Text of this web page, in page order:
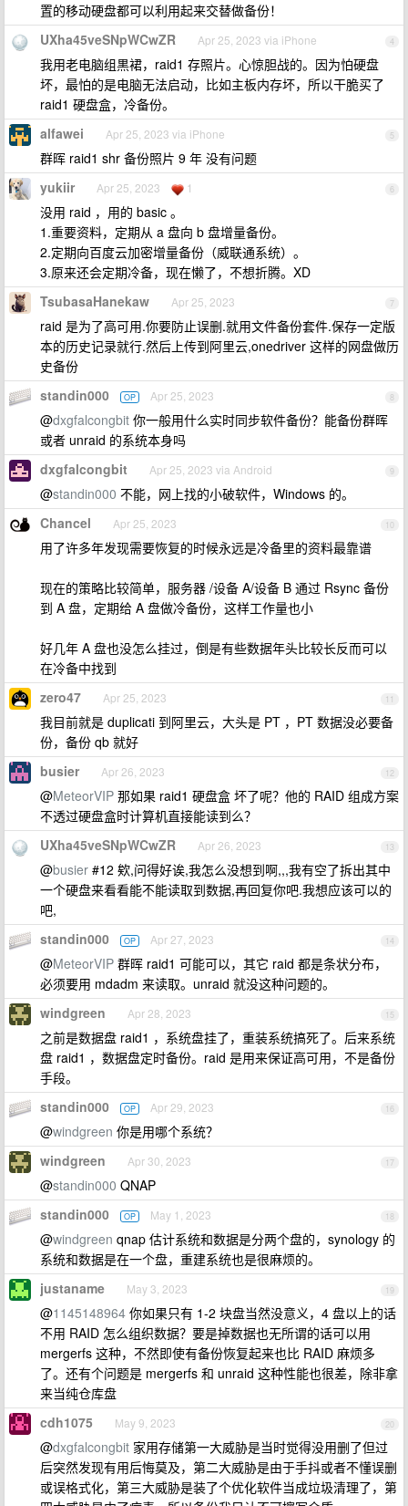
置的移动硬盘都可以利用起来交替做备份！
4
UXha45veSNpWCwZR Apr 25, 2023 via iPhone
我用老电脑组黒裙，raid1 存照片。心惊胆战的。因为怕硬盘
坏，最怕的是电脑无法启动，比如主板内存坏，所以干脆买了
raid1 硬盘盒，冷备份。
5
alfawei Apr 25, 2023 via iPhone
群晖 raid1 shr 备份照片 9 年 没有问题
6
yukiir Apr 25, 2023 1
没用 raid ，用的 basic 。
1.重要资料，定期从 a 盘向 b 盘增量备份。
2.定期向百度云加密增量备份（威联通系统）。
3.原来还会定期冷备，现在懒了，不想折腾。XD
7
TsubasaHanekaw Apr 25, 2023
raid 是为了高可用.你要防止误删.就用文件备份套件.保存一定版
本的历史记录就行.然后上传到阿里云,onedriver 这样的网盘做历
史备份
8
standin000 OP Apr 25, 2023
@dxgfalcongbit 你一般用什么实时同步软件备份？能备份群晖
或者 unraid 的系统本身吗
9
dxgfalcongbit Apr 25, 2023 via Android
@standin000 不能，网上找的小破软件，Windows 的。
10
Chancel Apr 25, 2023
用了许多年发现需要恢复的时候永远是冷备里的资料最靠谱
现在的策略比较简单，服务器 /设备 A/设备 B 通过 Rsync 备份
到 A 盘，定期给 A 盘做冷备份，这样工作量也小
好几年 A 盘也没怎么挂过，倒是有些数据年头比较长反而可以
在冷备中找到
11
zero47 Apr 25, 2023
我目前就是 duplicati 到阿里云，大头是 PT ，PT 数据没必要备
份，备份 qb 就好
12
busier Apr 26, 2023
@MeteorVIP 那如果 raid1 硬盘盒 坏了呢？他的 RAID 组成方案
不透过硬盘盒时计算机直接能读到么？
13
UXha45veSNpWCwZR Apr 26, 2023
@busier #12 欸,问得好诶,我怎么没想到啊,,,我有空了拆出其中
一个硬盘来看看能不能读取到数据,再回复你吧.我想应该可以的
吧,
14
standin000 OP Apr 27, 2023
@MeteorVIP 群晖 raid1 可能可以，其它 raid 都是条状分布，
必须要用 mdadm 来读取。unraid 就没这种问题的。
15
windgreen Apr 28, 2023
之前是数据盘 raid1 ，系统盘挂了，重装系统搞死了。后来系统
盘 raid1 ，数据盘定时备份。raid 是用来保证高可用，不是备份
手段。
16
standin000 OP Apr 29, 2023
@windgreen 你是用哪个系统？
17
windgreen Apr 30, 2023
@standin000 QNAP
18
standin000 OP May 1, 2023
@windgreen qnap 估计系统和数据是分两个盘的，synology 的
系统和数据是在一个盘，重建系统也是很麻烦的。
19
justaname May 3, 2023
@1145148964 你如果只有 1-2 块盘当然没意义，4 盘以上的话
不用 RAID 怎么组织数据？要是掉数据也无所谓的话可以用
mergerfs 这种，不然即使有备份恢复起来也比 RAID 麻烦多
了。还有个问题是 mergerfs 和 unraid 这种性能也很差，除非拿
来当纯仓库盘
20
cdh1075 May 9, 2023
@dxgfalcongbit 家用存储第一大威胁是当时觉得没用删了但过
后突然发现有用后悔莫及，第二大威胁是由于手抖或者不懂误删
或误格式化，第三大威胁是装了个优化软件当成垃圾清理了，第